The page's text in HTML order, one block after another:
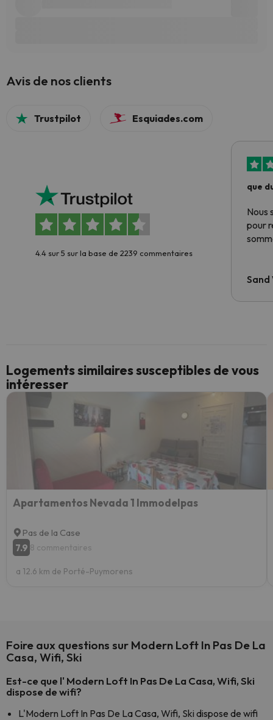
Avis de nos clients
Trustpilot Esquiades.com
4.4 sur 5 sur la base de 2239 commentaires
que
Nous
pour
Sand
Logements similaires susceptibles de vous
intéresser
Apartamentos Nevada 1 Immodelpas
Pas de la Case
7.9 8 commentaires
a 12.6 km de Porté-Puymorens
Foire aux questions sur Modern Loft In Pas De La
Casa, Wifi, Ski
Est-ce que l' Modern Loft In Pas De La Casa, Wifi, Ski
dispose de wifi?
L'Modern Loft In Pas De La Casa, Wifi, Ski dispose de wifi